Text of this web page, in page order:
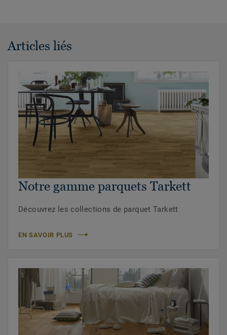
Articles liés
Notre gamme parquets Tarkett
Découvrez les collections de parquet Tarkett
EN SAVOIR PLUS